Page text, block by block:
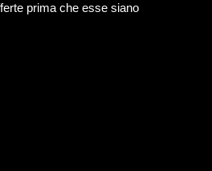
prima che esse siano